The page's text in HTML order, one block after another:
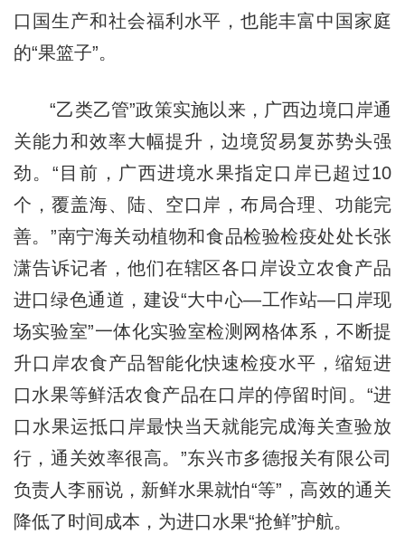
口国生产和社会福利水平，也能丰富中国家庭
的“果篮子”。
“乙类乙管”政策实施以来，广西边境口岸通
关能力和效率大幅提升，边境贸易复苏势头强
劲。“目前，广西进境水果指定口岸已超过10
个，覆盖海、陆、空口岸，布局合理、功能完
善。”南宁海关动植物和食品检验检疫处处长张
潇告诉记者，他们在辖区各口岸设立农食产品
进口绿色通道，建设“大中心—工作站—口岸现
场实验室”一体化实验室检测网格体系，不断提
升口岸农食产品智能化快速检疫水平，缩短进
口水果等鲜活农食产品在口岸的停留时间。“进
口水果运抵口岸最快当天就能完成海关查验放
行，通关效率很高。”东兴市多德报关有限公司
负责人李丽说，新鲜水果就怕“等”，高效的通关
降低了时间成本，为进口水果“抢鲜”护航。